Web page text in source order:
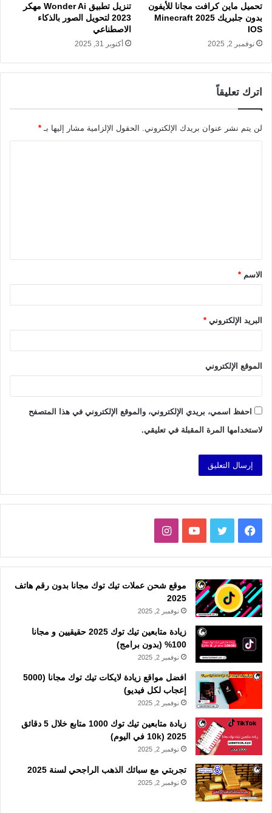
تحميل ماين كرافت مجانا للأيفون
بدون جلبريك 2025 Minecraft
IOS
نوفمبر 2, 2025
تنزيل تطبيق Wonder Ai مهكر
2023 لتحويل الصور بالذكاء
الاصطناعي
أكتوبر 31, 2025
اترك تعليقاً
لن يتم نشر عنوان بريدك الإلكتروني. الحقول الإلزامية مشار إليها بـ *
ق
*الاسم *
البريد الإلكتروني *
الموقع الإلكتروني
احفظ اسمي، بريدي الإلكتروني، والموقع الإلكتروني في هذا المتصفح
لاستخدامها المرة المقبلة في تعليقي.
فيسبوك تويتر يوتيوبانستقرام
موقع شحن عملات تيك توك مجانا بدون رقم هاتف
2025
نوفمبر 2, 2025
زيادة متابعين تيك توك 2025 حقيقيين و مجانا
100% (بدون برامج)
نوفمبر 2, 2025
افضل مواقع زيادة لايكات تيك توك مجانا (5000
إعجاب لكل فيديو)
نوفمبر 2, 2025
زيادة متابعين تيك توك 1000 متابع خلال 5 دقائق
2025 (10k في اليوم)
نوفمبر 2, 2025
تجربتي مع سبائك الذهب الراجحي لسنة 2025
نوفمبر 2, 2025